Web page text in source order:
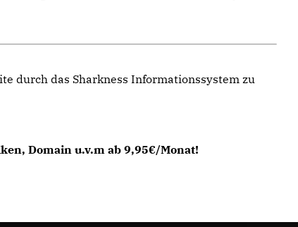
durch das Sharkness Informationssystem zu
Domain u.v.m ab 9,95€/Monat!